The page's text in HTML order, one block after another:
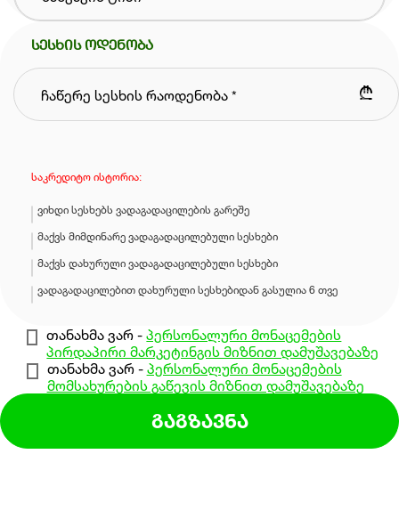
სესხის ოდენობა
₾
საკრედიტო ისტორია:
ვიხდი სესხებს ვადაგადაცილების გარეშე
მაქვს მიმდინარე ვადაგადაცილებული სესხები
მაქვს დახურული ვადაგადაცილებული სესხები
ვადაგადაცილებით დახურული სესხებიდან გასულია 6 თვე
თანახმა ვარ -პერსონალური მონაცემების
პირდაპირი მარკეტინგის მიზნით დამუშავებაზე
თანახმა ვარ - პერსონალური მონაცემების
მომსახურების გაწევის მიზნით დამუშავებაზე
გაგზავნა